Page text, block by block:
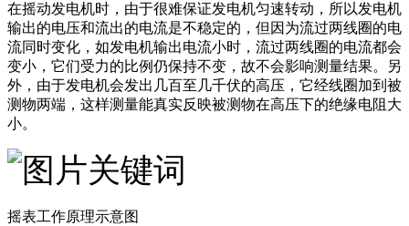
在摇动发电机时，由于很难保证发电机匀速转动，所以发电机
输出的电压和流出的电流是不稳定的，但因为流过两线圈的电
流同时变化，如发电机输出电流小时，流过两线圈的电流都会
变小，它们受力的比例仍保持不变，故不会影响测量结果。另
外，由于发电机会发出几百至几千伏的高压，它经线圈加到被
测物两端，这样测量能真实反映被测物在高压下的绝缘电阻大
小。
摇表工作原理示意图